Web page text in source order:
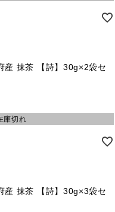
産 抹茶 【詩】30g×2袋セ
庫切れ
産 抹茶 【詩】30g×3袋セ